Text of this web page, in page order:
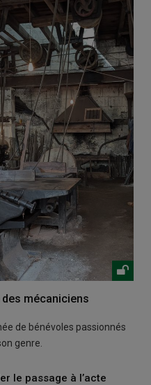
des mécaniciens
de bénévoles passionnés
genre.
le passage à l’acte